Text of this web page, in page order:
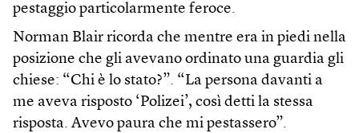
pestaggio particolarmente feroce.
Norman Blair ricorda che mentre era in piedi nella
posizione che gli avevano ordinato una guardia gli
chiese: “Chi è lo stato?”. “La persona davanti a
me aveva risposto ‘Polizei’, così detti la stessa
risposta. Avevo paura che mi pestassero”.